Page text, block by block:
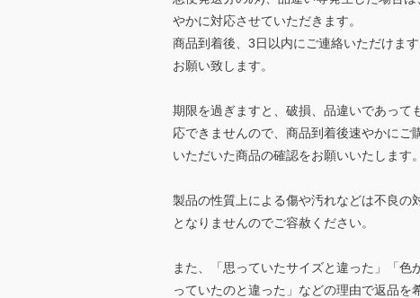
やかに対応させていただきます。
商品到着後、3日以内にご連絡いただけます
お願い致します。
期限を過ぎますと、破損、品違いであって
応できませんので、商品到着後速やかにご
いただいた商品の確認をお願いいたします。
製品の性質上による傷や汚れなどは不良の
となりませんのでご容赦ください。
また、「思っていたサイズと違った」「色
っていたのと違った」などの理由で返品を